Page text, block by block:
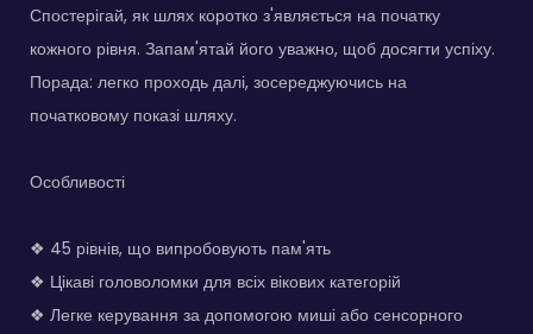
Спостерігай, як шлях коротко з'являється на початку
кожного рівня. Запам'ятай його уважно, щоб досягти успіху.
Порада: легко проходь далі, зосереджуючись на
початковому показі шляху.
Особливості
❖ 45 рівнів, що випробовують пам'ять
❖ Цікаві головоломки для всіх вікових категорій
❖ Легке керування за допомогою миші або сенсорного